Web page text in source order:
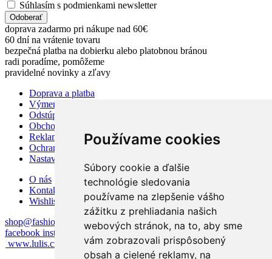
Používame cookies
Súbory cookie a ďalšie
technológie sledovania
používame na zlepšenie vášho
zážitku z prehliadania našich
webových stránok, na to, aby sme
vám zobrazovali prispôsobený
obsah a cielené reklamy, na
Súhlasím s podmienkami newsletter
Odoberať
doprava zadarmo pri nákupe nad 60€
60 dní na vrátenie tovaru
bezpečná platba na dobierku alebo platobnou bránou
radi poradíme, pomôžeme
pravidelné novinky a zľavy
Doprava a platba
Výmena alebo vrátenie tovaru
Odstúpiť od zmluvy TU
Obchodné podmienky
Reklamačný poriadok
Ochrana osobných údajov
Nastavenia súhlasu s cookies
O nás
Kontakt
Wishlist
shop@fashionshop.sk 0948 521 802 PO-PIA 08:00 - 16:00
facebook instagram
www.lulis.cz